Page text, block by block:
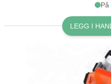
På
LEGG I